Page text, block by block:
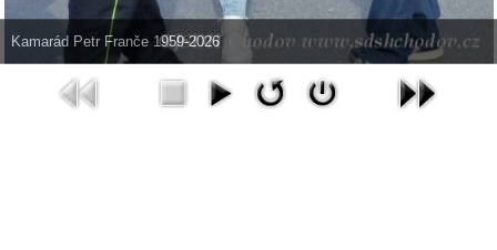
Kamarád Petr Franče 1959-2026